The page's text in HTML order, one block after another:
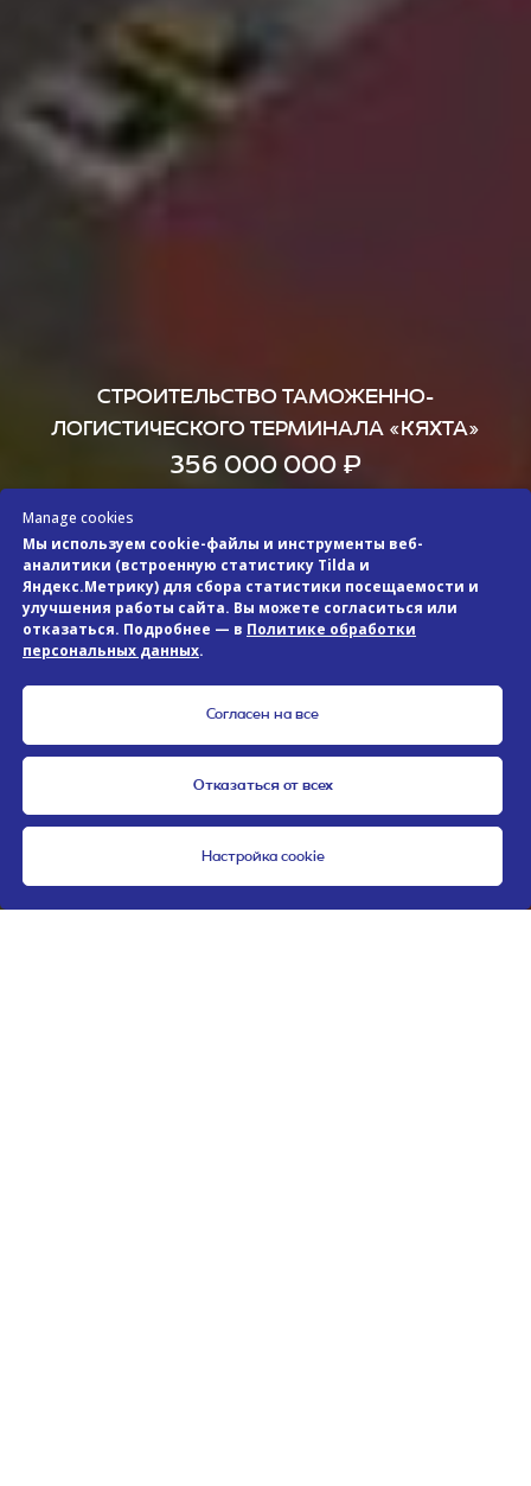
СТРОИТЕЛЬСТВО ТАМОЖЕННО-
ЛОГИСТИЧЕСКОГО ТЕРМИНАЛА «КЯХТА»
356 000 000 ₽
Подробнее
Manage cookies
Мы используем cookie-файлы и инструменты веб-
аналитики (встроенную статистику Tilda и
Яндекс.Метрику) для сбора статистики посещаемости и
улучшения работы сайта. Вы можете согласиться или
отказаться. Подробнее — в Политике обработки
персональных данных.
Согласен на все
Отказаться от всех
Настройка cookie
ИИ-помощник